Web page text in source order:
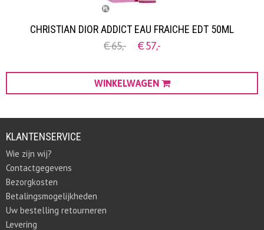
CHRISTIAN DIOR ADDICT EAU FRAICHE EDT 50ML
€65,- €57,-
WINKELWAGEN
KLANTENSERVICE
Wie zijn wij?
Contactgegevens
Bezorgkosten
Betalingsmogelijkheden
Uw bestelling retourneren
Levering